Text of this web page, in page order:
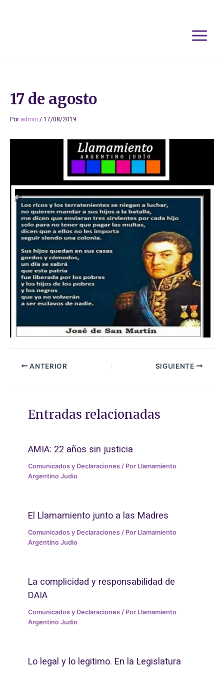
17 de agosto
Por admin / 17/08/2019
ANTERIOR SIGUIENTE
Entradas relacionadas
AMIA: 22 años sin justicia
Comunicados y Declaraciones / Por Llamamiento
Argentino Judio
El Llamamiento junto a las Madres
Comunicados y Declaraciones / Por Llamamiento
Argentino Judio
La complicidad y responsabilidad de
DAIA
Comunicados y Declaraciones / Por Llamamiento
Argentino Judio
Lo legal y lo legitimo. En la Legislatura